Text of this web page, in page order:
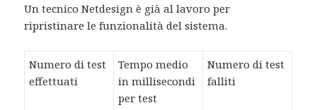
Un tecnico Netdesign è già al lavoro per
ripristinare le funzionalità del sistema.
Numero di test
effettuati
Tempo medio
in millisecondi
per test
Numero di test
falliti